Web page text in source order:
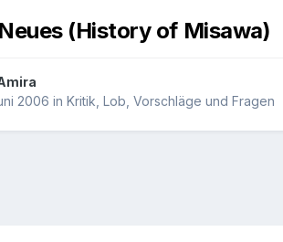
(History of Misawa)
2006 in Kritik, Lob, Vorschläge und Fragen